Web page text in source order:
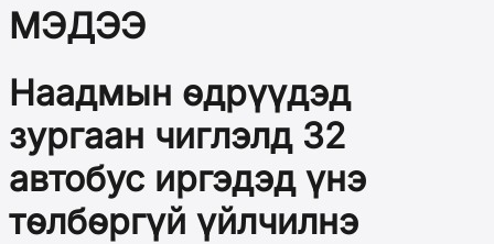
МЭДЭЭ
Наадмын өдрүүдэд
зургаан чиглэлд 32
автобус иргэдэд үнэ
төлбөргүй үйлчилнэ